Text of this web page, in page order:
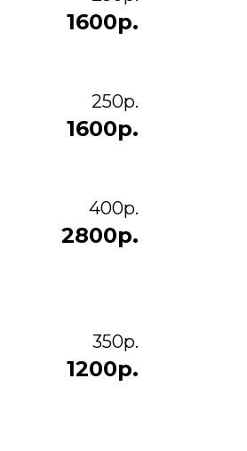
1600р.
250р.
1600р.
400р.
2800р.
350р.
1200р.